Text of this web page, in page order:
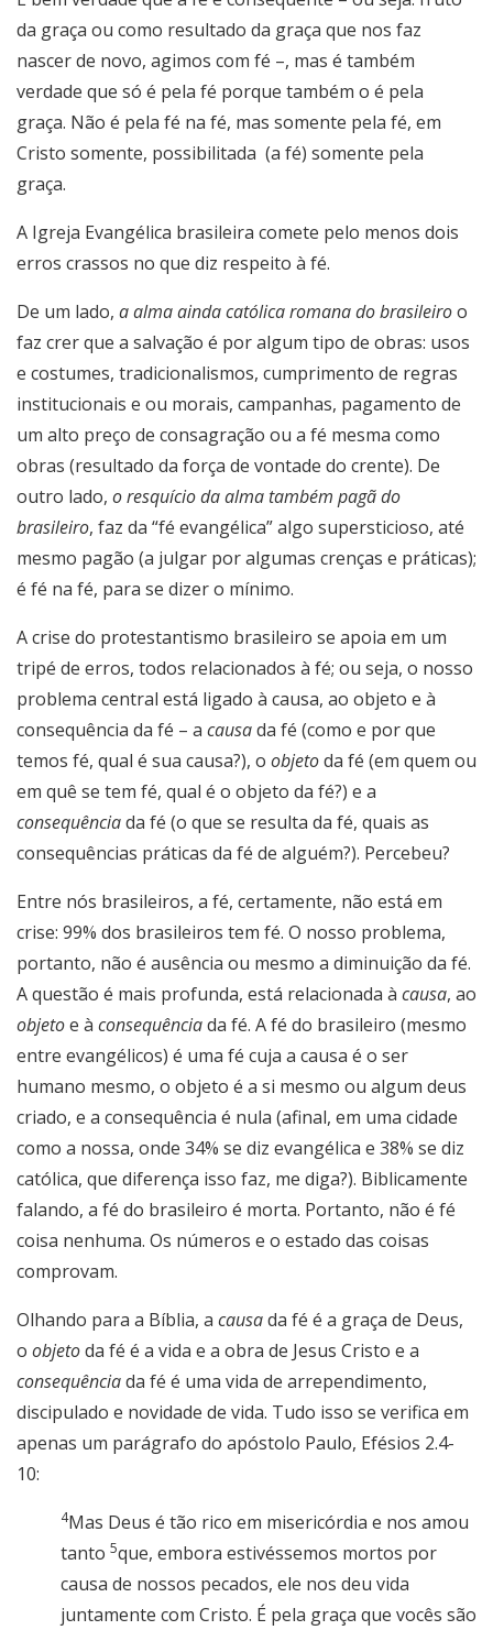
da graça ou como resultado da graça que nos faz
nascer de novo, agimos com fé –, mas é também
verdade que só é pela fé porque também o é pela
graça. Não é pela fé na fé, mas somente pela fé, em
Cristo somente, possibilitada (a fé) somente pela
graça.
A Igreja Evangélica brasileira comete pelo menos dois
erros crassos no que diz respeito à fé.
De um lado, a alma ainda católica romana do brasileiroo
faz crer que a salvação é por algum tipo de obras: usos
e costumes, tradicionalismos, cumprimento de regras
institucionais e ou morais, campanhas, pagamento de
um alto preço de consagração ou a fé mesma como
obras (resultado da força de vontade do crente). De
outro lado, o resquício da alma também pagã do
brasileiro, faz da “fé evangélica” algo supersticioso, até
mesmo pagão (a julgar por algumas crenças e práticas);
é fé na fé, para se dizer o mínimo.
A crise do protestantismo brasileiro se apoia em um
tripé de erros, todos relacionados à fé; ou seja, o nosso
problema central está ligado à causa, ao objeto e à
consequência da fé – a causada fé (como e por que
temos fé, qual é sua causa?), o objetoda fé (em quem ou
em quê se tem fé, qual é o objeto da fé?) e a
consequênciada fé (o que se resulta da fé, quais as
consequências práticas da fé de alguém?). Percebeu?
Entre nós brasileiros, a fé, certamente, não está em
crise: 99% dos brasileiros tem fé. O nosso problema,
portanto, não é ausência ou mesmo a diminuição da fé.
A questão é mais profunda, está relacionada à causa, ao
objetoe à consequênciada fé. A fé do brasileiro (mesmo
entre evangélicos) é uma fé cuja a causa é o ser
humano mesmo, o objeto é a si mesmo ou algum deus
criado, e a consequência é nula (afinal, em uma cidade
como a nossa, onde 34% se diz evangélica e 38% se diz
católica, que diferença isso faz, me diga?). Biblicamente
falando, a fé do brasileiro é morta. Portanto, não é fé
coisa nenhuma. Os números e o estado das coisas
comprovam.
Olhando para a Bíblia, a causada fé é a graça de Deus,
o objetoda fé é a vida e a obra de Jesus Cristo e a
consequênciada fé é uma vida de arrependimento,
discipulado e novidade de vida. Tudo isso se verifica em
apenas um parágrafo do apóstolo Paulo, Efésios 2.4-
10:
4Mas Deus é tão rico em misericórdia e nos amou
tanto 5que, embora estivéssemos mortos por
causa de nossos pecados, ele nos deu vida
juntamente com Cristo. É pela graça que vocês são